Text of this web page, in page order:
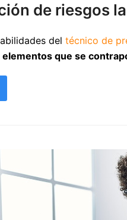
de riesgos
del técnico de
elementos que se